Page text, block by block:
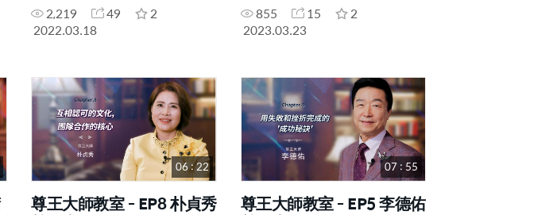
2,219 49
2
2022.03.18
855 15
2
2023.03.23
06 : 22
尊王大師教室 - EP8 朴貞秀
07 : 55
尊王大師教室 - EP5 李德佑